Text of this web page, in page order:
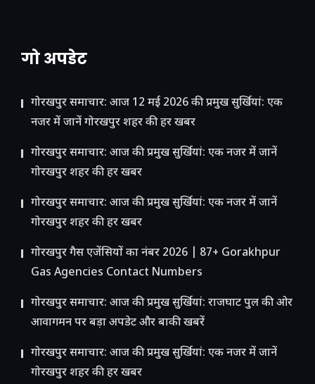
गो अपडेट
गोरखपुर समाचार: आज 12 मई 2026 की प्रमुख सुर्खियां: एक
नजर में जानें गोरखपुर शहर की हर खबर
गोरखपुर समाचार: आज की प्रमुख सुर्खियां: एक नजर में जानें
गोरखपुर शहर की हर खबर
गोरखपुर समाचार: आज की प्रमुख सुर्खियां: एक नजर में जानें
गोरखपुर शहर की हर खबर
गोरखपुर गैस एजेंसियों का नंबर 2026 | 87+ Gorakhpur
Gas Agencies Contact Numbers
गोरखपुर समाचार: आज की प्रमुख सुर्खियां: राजघाट पुल की ओर
आवागमन पर बड़ा अपडेट और बाकी खबरें
गोरखपुर समाचार: आज की प्रमुख सुर्खियां: एक नजर में जानें
गोरखपुर शहर की हर खबर